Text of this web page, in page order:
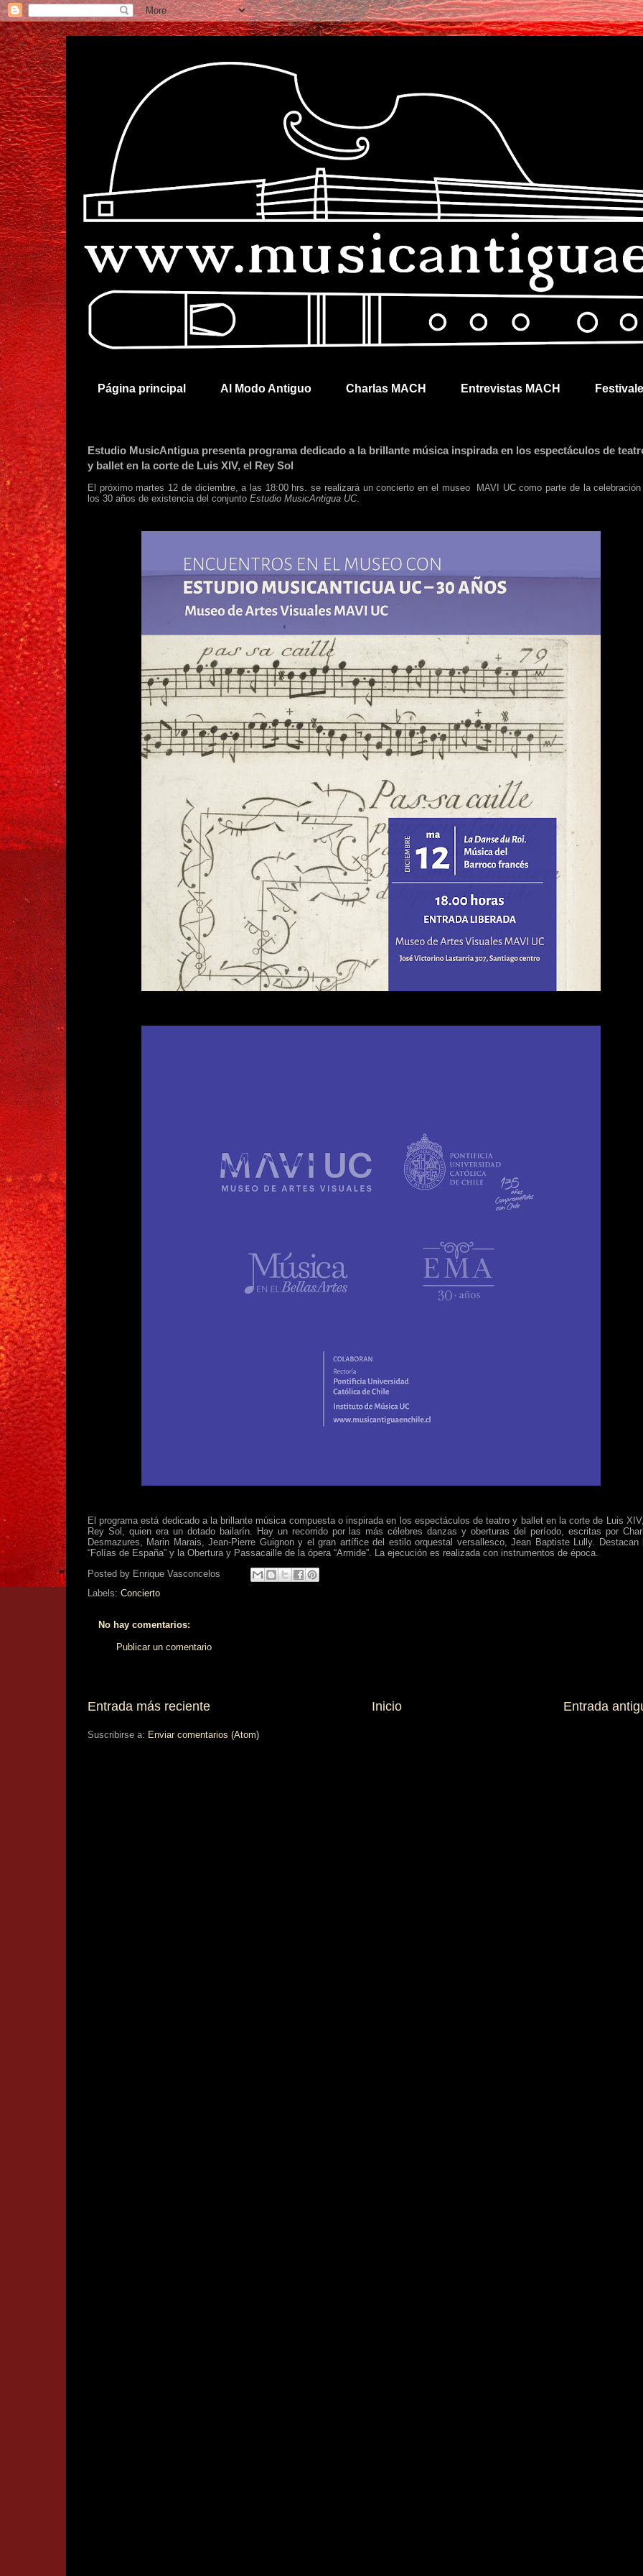
Página principal Al Modo Antiguo Charlas MACH Entrevistas MACH
Estudio MusicAntigua presenta programa dedicado a la brillante música inspirada en los espectáculos de
y ballet en la corte de Luis XIV, el Rey Sol
El próximo martes 12 de diciembre, a las 18:00 hrs. se realizará un concierto en el museo
MAVI UC como parte de la
los 30 años de existencia del conjunto Estudio MusicAntigua UC.
El programa está dedicado a la brillante música compuesta o inspirada en los espectáculos de teatro y ballet en la corte de Luis
Rey Sol, quien era un dotado bailarín. Hay un recorrido por las más célebres danzas y oberturas del período, escritas por
Desmazures, Marin Marais, Jean-Pierre Guignon y el gran artífice del estilo orquestal versallesco, Jean Baptiste Lully. Destacan
“Folías de España” y la Obertura y Passacaille de la ópera “Armide”. La ejecución es realizada con instrumentos de época.
Posted by Enrique Vasconcelos
Labels: Concierto
No hay comentarios:
Publicar un comentario
Entrada más reciente Entrada
Inicio
Suscribirse a: Enviar comentarios (Atom)